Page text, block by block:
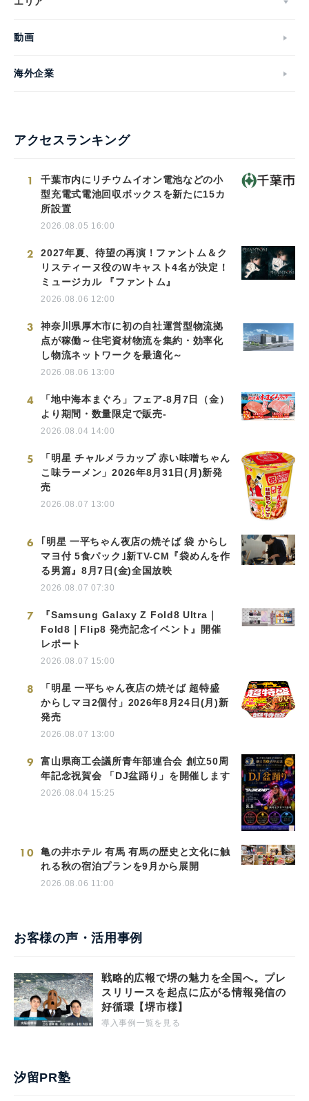
動画
海外企業
アクセスランキング
1
千葉市内にリチウムイオン電池などの小
型充電式電池回収ボックスを新たに15カ
所設置
2026.08.05 16:00
2
2027年夏、待望の再演！ファントム＆ク
リスティーヌ役のWキャスト4名が決定！
ミュージカル 『ファントム』
2026.08.06 12:00
3
神奈川県厚木市に初の自社運営型物流拠
点が稼働～住宅資材物流を集約・効率化
し物流ネットワークを最適化～
2026.08.06 13:00
4
「地中海本まぐろ」フェア-8月7日（金）
より期間・数量限定で販売-
2026.08.04 14:00
5
「明星 チャルメラカップ 赤い味噌ちゃん
こ味ラーメン」2026年8月31日(月)新発
売
2026.08.07 13:00
6
｢明星 一平ちゃん夜店の焼そば 袋 からし
マヨ付 5食パック｣新TV-CM『袋めんを作
る男篇』8月7日(金)全国放映
2026.08.07 07:30
7
『Samsung Galaxy Z Fold8 Ultra｜
Fold8｜Flip8 発売記念イベント』開催
レポート
2026.08.07 15:00
8
「明星 一平ちゃん夜店の焼そば 超特盛
からしマヨ2個付」2026年8月24日(月)新
発売
2026.08.07 13:00
9
富山県商工会議所青年部連合会 創立50周
年記念祝賀会 「DJ盆踊り」を開催します
2026.08.04 15:25
10
亀の井ホテル 有馬 有馬の歴史と文化に触
れる秋の宿泊プランを9月から展開
2026.08.06 11:00
お客様の声・活用事例
戦略的広報で堺の魅力を全国へ。プレ
スリリースを起点に広がる情報発信の
好循環【堺市様】
導入事例一覧を見る
汐留PR塾